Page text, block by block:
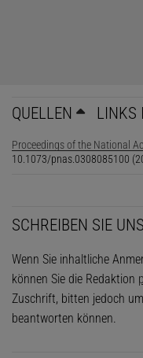
QUELLEN LINKS
Proceedings of the National
10.1073/pnas.0308085100
SCHREIBEN SIE
Wenn Sie inhaltliche
können Sie die Redaktion
Zuschrift, bitten jedoch
beantworten können.